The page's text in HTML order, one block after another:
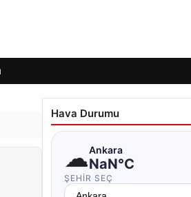
Hava Durumu
☁Ankara
NaN°C
ŞEHIR SEÇ